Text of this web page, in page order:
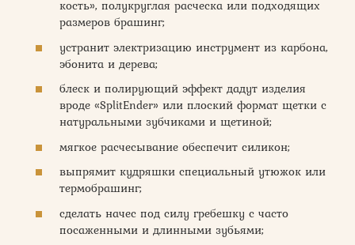
кость», полукруглая расческа или подходящих
размеров брашинг;
устранит электризацию инструмент из карбона,
эбонита и дерева;
блеск и полирующий эффект дадут изделия
вроде «SplitEnder» или плоский формат щетки с
натуральными зубчиками и щетиной;
мягкое расчесывание обеспечит силикон;
выпрямит кудряшки специальный утюжок или
термобрашинг;
сделать начес под силу гребешку с часто
посаженными и длинными зубьями;